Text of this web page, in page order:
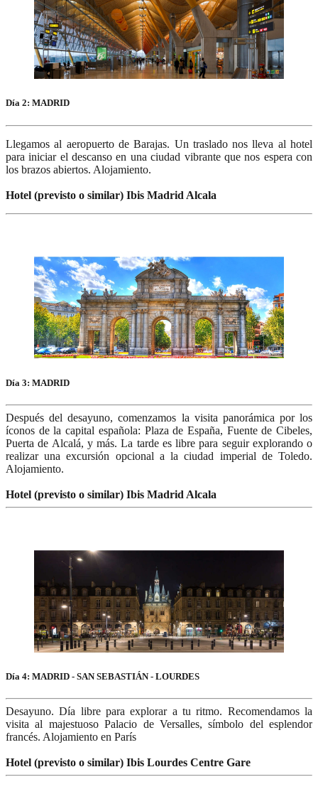
Día 2: MADRID
Llegamos al aeropuerto de Barajas. Un traslado nos lleva al hotel
para iniciar el descanso en una ciudad vibrante que nos espera con
los brazos abiertos. Alojamiento.
Hotel (previsto o similar) Ibis Madrid Alcala
Día 3: MADRID
Después del desayuno, comenzamos la visita panorámica por los
íconos de la capital española: Plaza de España, Fuente de Cibeles,
Puerta de Alcalá, y más. La tarde es libre para seguir explorando o
realizar una excursión opcional a la ciudad imperial de Toledo.
Alojamiento.
Hotel (previsto o similar) Ibis Madrid Alcala
Día 4: MADRID - SAN SEBASTIÁN - LOURDES
Desayuno. Día libre para explorar a tu ritmo. Recomendamos la
visita al majestuoso Palacio de Versalles, símbolo del esplendor
francés. Alojamiento en París
Hotel (previsto o similar) Ibis Lourdes Centre Gare